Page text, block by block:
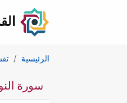
الرئيسية
سورة